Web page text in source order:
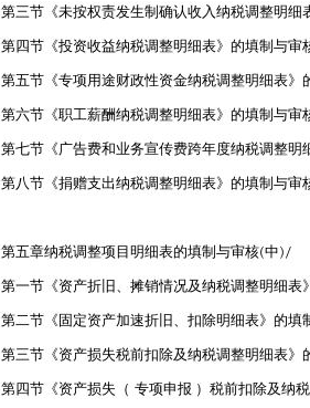
第三节《未按权责发生制确认收入纳税调整明细
第四节《投资收益纳税调整明细表》的填制与审
第五节《专项用途财政性资金纳税调整明细表》
第六节《职工薪酬纳税调整明细表》的填制与审
第七节《广告费和业务宣传费跨年度纳税调整明
第八节《捐赠支出纳税调整明细表》的填制与审
第五章纳税调整项目明细表的填制与审核(中)/
第一节《资产折旧、摊销情况及纳税调整明细表
第二节《固定资产加速折旧、扣除明细表》的填
第三节《资产损失税前扣除及纳税调整明细表》
第四节《资产损失（ 专项申报 ）税前扣除及纳